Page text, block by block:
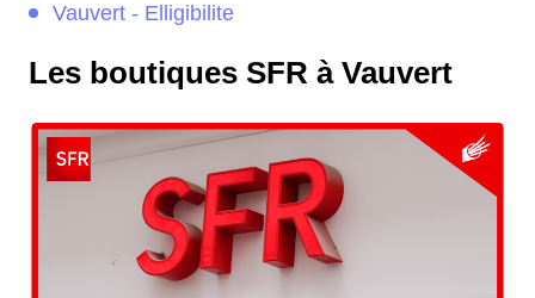
Vauvert - Elligibilite
Les boutiques SFR à Vauvert